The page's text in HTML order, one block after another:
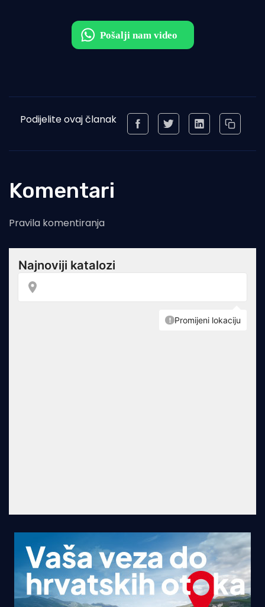
Podijelite ovaj članak
Komentari
Pravila komentiranja